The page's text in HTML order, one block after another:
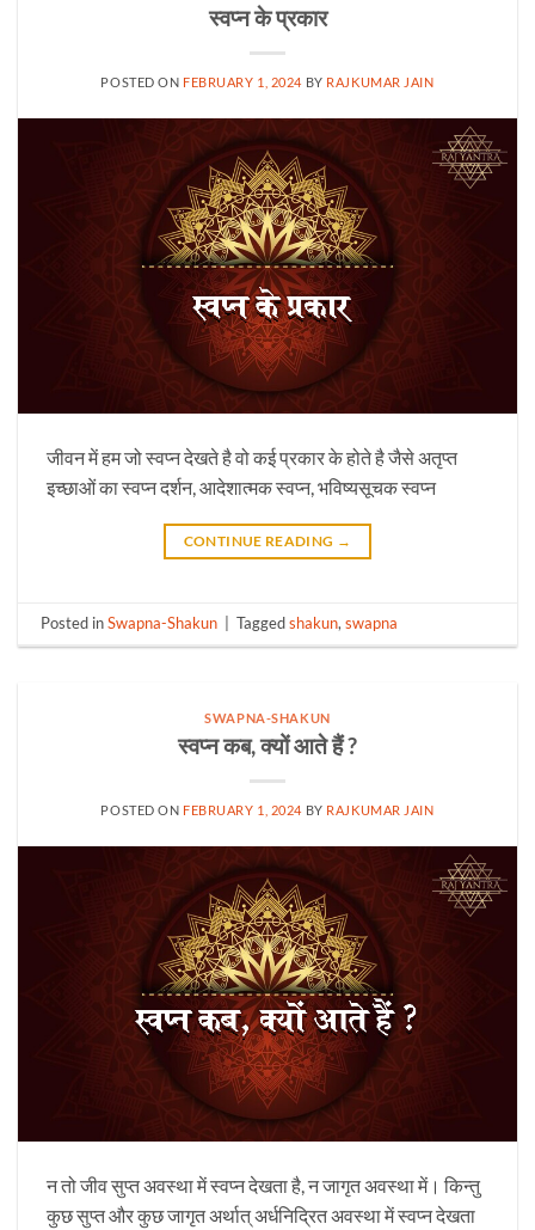
स्वप्न के प्रकार
POSTED ON FEBRUARY 1, 2024 BY RAJKUMAR JAIN
जीवन में हम जो स्वप्न देखते है वो कई प्रकार के होते है जैसे अतृप्त
इच्छाओं का स्वप्न दर्शन, आदेशात्मक स्वप्न, भविष्यसूचक स्वप्न
CONTINUE READING →
Posted inSwapna-Shakun Taggedshakun,swapna
SWAPNA-SHAKUN
स्वप्न कब, क्यों आते हैं ?
POSTED ON FEBRUARY 1, 2024 BY RAJKUMAR JAIN
न तो जीव सुप्त अवस्था में स्वप्न देखता है, न जागृत अवस्था में। किन्तु
कुछ सुप्त और कुछ जागृत अर्थात् अर्धनिद्रित अवस्था में स्वप्न देखता